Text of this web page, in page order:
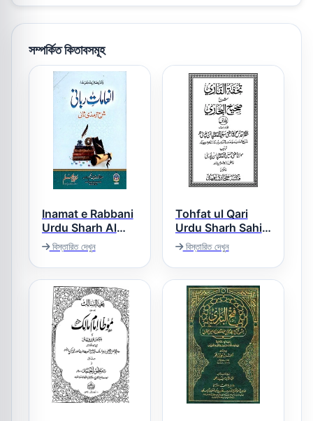
সম্পর্কিত কিতাবসমূহ
Inamat e Rabbani
Urdu Sharh Al
Tirmizi Jild 2
انعامات ربانی اردو
شرح سنن الترمذی
বিস্তারিত দেখুন
Tohfat ul Qari
Urdu Sharh Sahih
ul Bukhari تحفۃ
القاری اردو شرح
صحیح البخاری
বিস্তারিত দেখুন